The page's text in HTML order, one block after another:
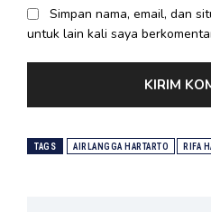
Simpan nama, email, dan
untuk lain kali saya
TAGS AIRLANGGA HARTARTO RIFA